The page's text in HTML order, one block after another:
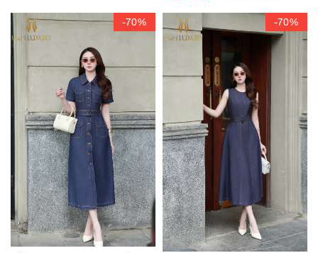
-70% -70%